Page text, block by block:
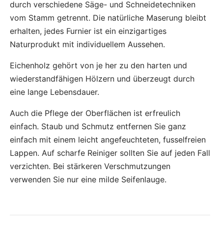
durch verschiedene Säge- und Schneidetechniken
vom Stamm getrennt. Die natürliche Maserung bleibt
erhalten, jedes Furnier ist ein einzigartiges
Naturprodukt mit individuellem Aussehen.
Eichenholz gehört von je her zu den harten und
wiederstandfähigen Hölzern und überzeugt durch
eine lange Lebensdauer.
Auch die Pflege der Oberflächen ist erfreulich
einfach. Staub und Schmutz entfernen Sie ganz
einfach mit einem leicht angefeuchteten, fusselfreien
Lappen. Auf scharfe Reiniger sollten Sie auf jeden Fall
verzichten. Bei stärkeren Verschmutzungen
verwenden Sie nur eine milde Seifenlauge.